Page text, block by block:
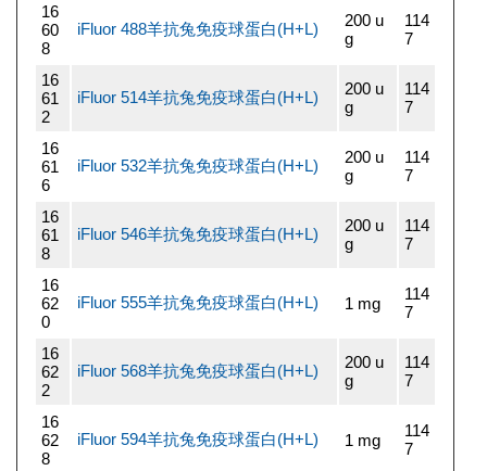
16
60
8
iFluor 488羊抗兔免疫球蛋白(H+L)
200 u
g
114
7
16
61
2
iFluor 514羊抗兔免疫球蛋白(H+L)
200 u
g
114
7
16
61
6
iFluor 532羊抗兔免疫球蛋白(H+L)
200 u
g
114
7
16
61
8
iFluor 546羊抗兔免疫球蛋白(H+L)
200 u
g
114
7
16
62
0
iFluor 555羊抗兔免疫球蛋白(H+L) 1 mg
114
7
16
62
2
iFluor 568羊抗兔免疫球蛋白(H+L)
200 u
g
114
7
16
62
8
iFluor 594羊抗兔免疫球蛋白(H+L) 1 mg
114
7